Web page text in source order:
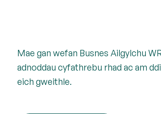
Mae gan wefan Busnes Ailgylchu
adnoddau cyfathrebu rhad ac am
eich gweithle.